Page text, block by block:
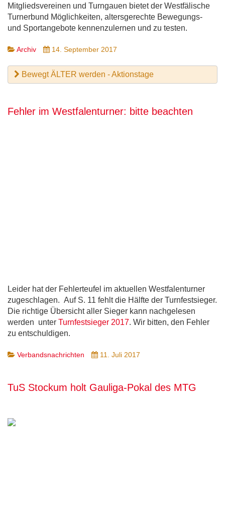
Mitgliedsvereinen und Turngauen bietet der Westfälische
Turnerbund Möglichkeiten, altersgerechte Bewegungs-
und Sportangebote kennenzulernen und zu testen.
Archiv 14. September 2017
Bewegt ÄLTER werden - Aktionstage
Fehler im Westfalenturner: bitte beachten
Leider hat der Fehlerteufel im aktuellen Westfalenturner
zugeschlagen. Auf S. 11 fehlt die Hälfte der Turnfestsieger.
Die richtige Übersicht aller Sieger kann nachgelesen
werden unter Turnfestsieger 2017. Wir bitten, den Fehler
zu entschuldigen.
Verbandsnachrichten 11. Juli 2017
TuS Stockum holt Gauliga-Pokal des MTG